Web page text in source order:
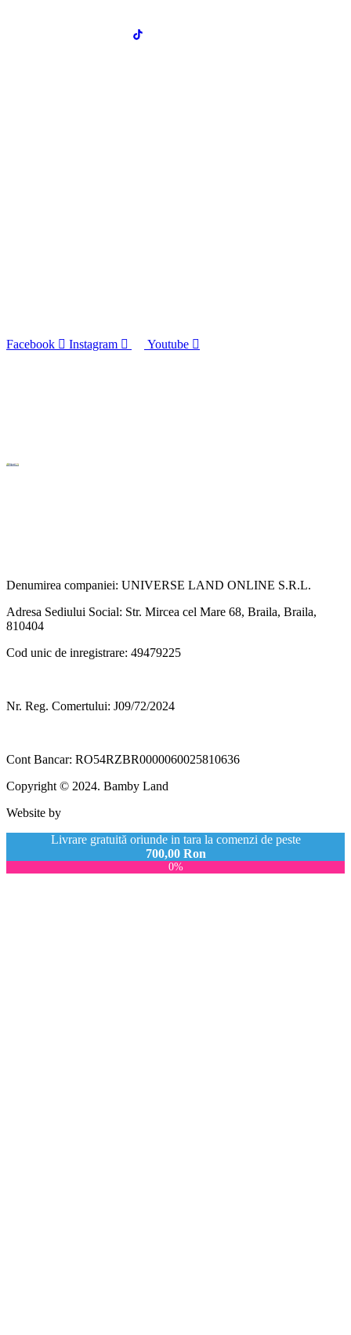
Facebook Instagram Youtube
Denumirea companiei: UNIVERSE LAND ONLINE S.R.L.
Adresa Sediului Social: Str. Mircea cel Mare 68, Braila, Braila,
810404
Cod unic de inregistrare: 49479225
Nr. Reg. Comertului: J09/72/2024
Cont Bancar: RO54RZBR0000060025810636
Copyright © 2024. Bamby Land
Website by
Livrare gratuită oriunde in tara la comenzi de peste
700,00 Ron
0%